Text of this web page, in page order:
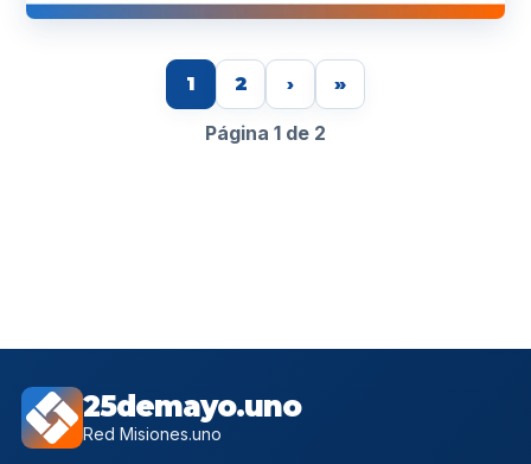
1 2 › »
Página 1 de 2
25demayo.uno
Red Misiones.uno